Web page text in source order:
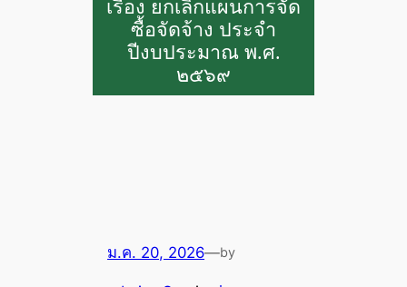
เรื่อง ยกเลิกแผนการจัด
ซื้อจัดจ้าง ประจำ
ปีงบประมาณ พ.ศ.
๒๕๖๙
ม.ค. 20, 2026—by